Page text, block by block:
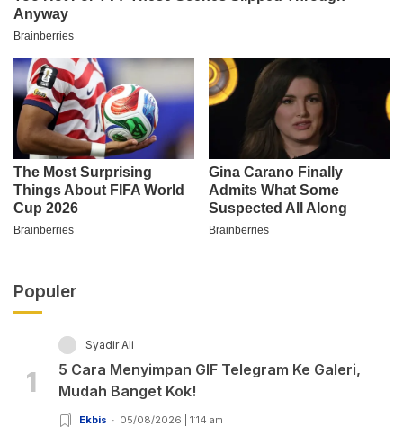
Populer
1
Syadir Ali
5 Cara Menyimpan GIF Telegram Ke Galeri,
Mudah Banget Kok!
Ekbis 05/08/2026 | 1:14 am